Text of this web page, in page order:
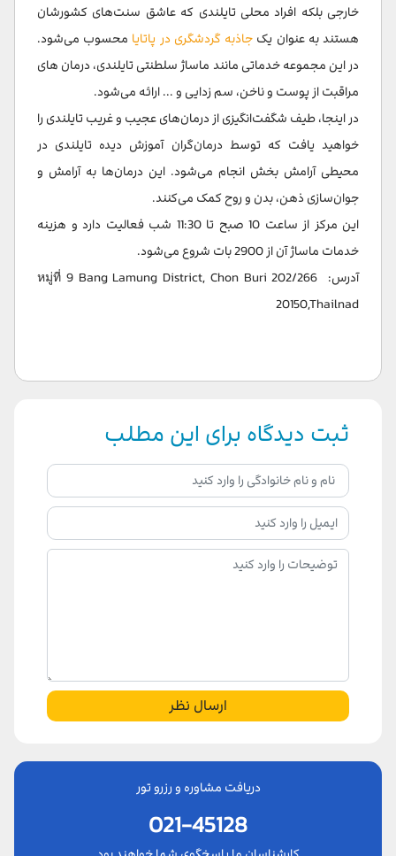
خارجی بلکه افراد محلی تایلندی که عاشق سنت‌های کشورشان
هستند به عنوان یک جاذبه گردشگری در پاتایا محسوب می‌شود.
در این مجموعه خدماتی مانند ماساژ سلطنتی تایلندی، درمان های
مراقبت از پوست و ناخن، سم زدایی و ... ارائه می‌شود.
در اینجا، طیف شگفت‌انگیزی از درمان‌های عجیب و غریب تایلندی را
خواهید یافت که توسط درمان‌گران آموزش دیده تایلندی در
محیطی آرامش بخش انجام می‌شود. این درمان‌ها به آرامش و
جوان‌سازی ذهن، بدن و روح کمک می‌کنند.
این مرکز از ساعت 10 صبح تا 11:30 شب فعالیت دارد و هزینه
خدمات ماساژ آن از 2900 بات شروع می‌شود.
آدرس: 202/266 หมู่ที่ 9 Bang Lamung District, Chon Buri
20150,Thailnad
ثبت دیدگاه برای این مطلب
ارسال نظر
دریافت مشاوره و رزرو تور
021-45128